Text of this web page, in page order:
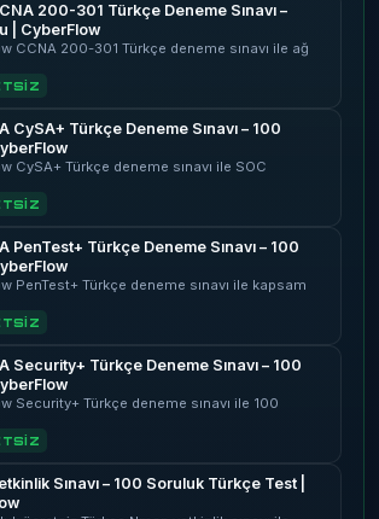
200-301 Türkçe Deneme Sınavı –
| CyberFlow
CCNA 200-301 Türkçe deneme sınavı ile ağ
CySA+ Türkçe Deneme Sınavı – 100
CySA+ Türkçe deneme sınavı ile SOC
PenTest+ Türkçe Deneme Sınavı – 100
PenTest+ Türkçe deneme sınavı ile kapsam
Security+ Türkçe Deneme Sınavı – 100
Security+ Türkçe deneme sınavı ile 100
Sınavı – 100 Soruluk Türkçe Test |